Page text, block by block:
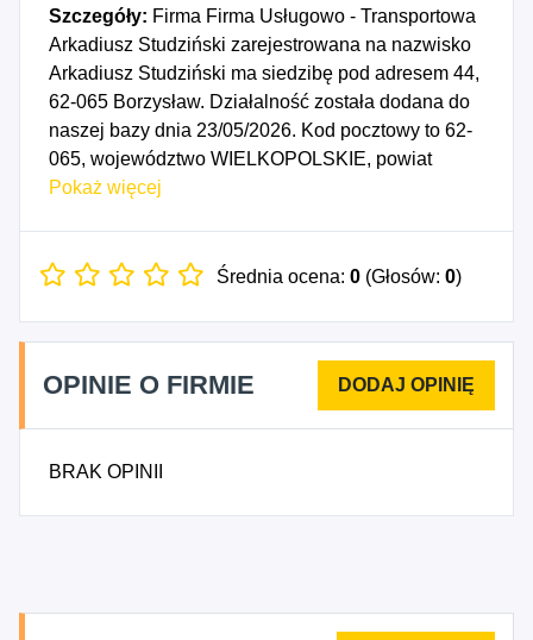
Szczegóły: Firma Firma Usługowo - Transportowa
Arkadiusz Studziński zarejestrowana na nazwisko
Arkadiusz Studziński ma siedzibę pod adresem 44,
62-065 Borzysław. Działalność została dodana do
naszej bazy dnia 23/05/2026. Kod pocztowy to 62-
065, województwo WIELKOPOLSKIE, powiat
grodziski. Numer Identyfikacji Podatkowej NIP to
Studziński to 302707800. Data rozpoczęcia
Naprawa i konserwacja maszyn, 4941Z - Transport
drogowy towarów, 5221A - Pomoc drogowa, 9531A
- Naprawa mechaniczna i serwisowa pojazdów
Naprawa blacharsko-lakiernicza oraz konserwacja
Pokaż więcej
Średnia ocena: 0 (Głosów: 0)
OPINIE O FIRMIE
BRAK OPINII